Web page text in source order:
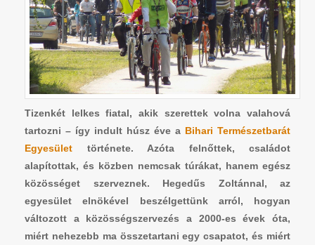
Tizenkét lelkes fiatal, akik szerettek volna valahová
tartozni – így indult húsz éve a Bihari Természetbarát
Egyesület története. Azóta felnőttek, családot
alapítottak, és közben nemcsak túrákat, hanem egész
közösséget szerveznek. Hegedűs Zoltánnal, az
egyesület elnökével beszélgettünk arról, hogyan
változott a közösségszervezés a 2000-es évek óta,
miért nehezebb ma összetartani egy csapatot, és miért